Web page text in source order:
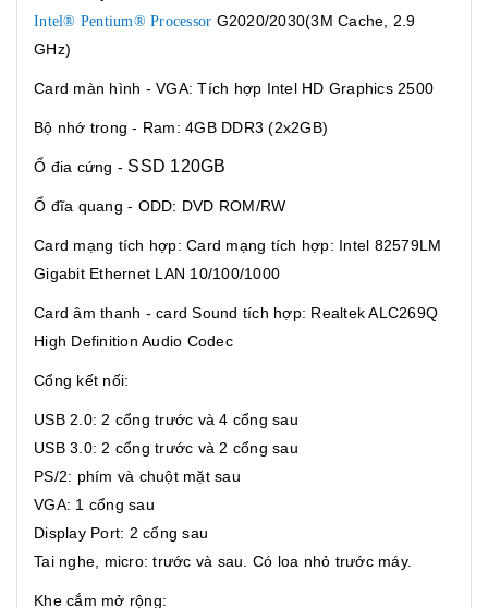
Intel® Pentium® Processor G2020/2030(3M Cache, 2.9
GHz)
Card màn hình - VGA: Tích hợp Intel HD Graphics 2500
Bộ nhớ trong - Ram: 4GB DDR3 (2x2GB)
Ổ đia cứng - SSD 120GB
Ổ đĩa quang - ODD: DVD ROM/RW
Card mạng tích hợp: Card mạng tích hợp: Intel 82579LM
Gigabit Ethernet LAN 10/100/1000
Card âm thanh - card Sound tích hợp: Realtek ALC269Q
High Definition Audio Codec
Cổng kết nối:
USB 2.0: 2 cổng trước và 4 cổng sau
USB 3.0: 2 cổng trước và 2 cổng sau
PS/2: phím và chuột mặt sau
VGA: 1 cổng sau
Display Port: 2 cổng sau
Tai nghe, micro: trước và sau. Có loa nhỏ trước máy.
Khe cắm mở rộng: